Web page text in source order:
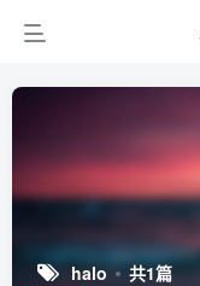
halo 共1篇